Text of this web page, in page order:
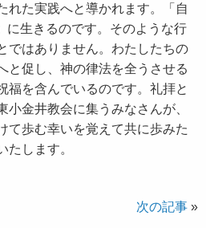
れた実践へと導かれます。「自
に生きるのです。そのような行
ではありません。わたしたちの
と促し、神の律法を全うさせる
福を含んでいるのです。礼拝と
金井教会に集うみなさんが、
て歩む幸いを覚えて共に歩みた
たします。
次の記事 »